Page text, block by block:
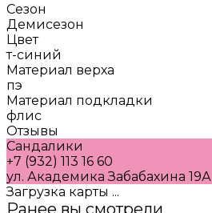
Сезон
Демисезон
Цвет
т-синий
Материал верха
пэ
Материал подкладки
флис
Отзывы
Сандалики
+7 (932) 113 16 60
ул. Академика Забабахина 19А
Загрузка карты ...
Ранее вы смотрели